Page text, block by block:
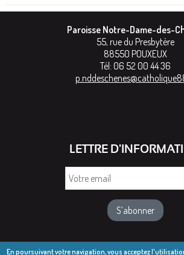
Paroisse Notre-Dame-des-
55, rue du Presbytère
88550 POUXEUX
Tél: 06 52 00 44 36
LETTRE
En poursuivant votre navigation, vous acceptez